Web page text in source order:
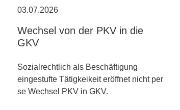
03.07.2026
Wechsel von der PKV in die
GKV
Sozialrechtlich als Beschäftigung
eingestufte Tätigkeikeit eröffnet nicht per
se Wechsel PKV in GKV.